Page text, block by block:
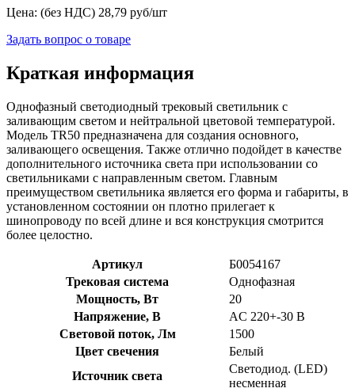
Цена: (без НДС) 28,79 руб/шт
Задать вопрос о товаре
Краткая информация
Однофазный светодиодный трековый светильник с
заливающим светом и нейтральной цветовой температурой.
Модель TR50 предназначена для создания основного,
заливающего освещения. Также отлично подойдет в качестве
дополнительного источника света при использовании со
светильниками с направленным светом. Главным
преимуществом светильника является его форма и габариты, в
установленном состоянии он плотно прилегает к
шинопроводу по всей длине и вся конструкция смотрится
более целостно.
Артикул
Б0054167
Трековая система
Однофазная
Мощность, Вт
20
Напряжение, В
AC 220+-30 В
Световой поток, Лм
1500
Цвет свечения
Белый
Источник света
Светодиод. (LED)
несменная